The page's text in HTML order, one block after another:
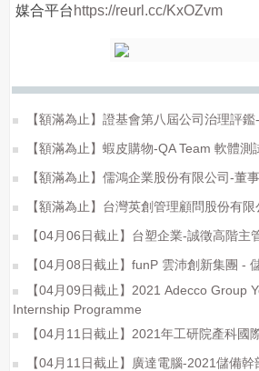
媒合平台 https://reurl.cc/KxOZvm
【額滿為止】證基會第八屆公司治理評
【額滿為止】蝦皮購物-QA Team 軟體測
【額滿為止】儒鴻企業股份有限公司-董
【額滿為止】台灣英創管理顧問股份有
【04月06日截止】台塑企業-誠徵高階主
【04月08日截止】funP 雲沛創新集團 -
【04月09日截止】2021 Adecco Group
Internship Programme
【04月11日截止】2021年工研院產科國
【04月11日截止】廣達電腦-2021儲備幹